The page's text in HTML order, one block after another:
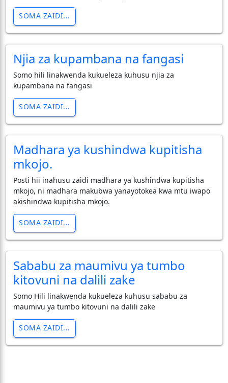
SOMA ZAIDI...
Njia za kupambana na fangasi
Somo hili linakwenda kukueleza kuhusu njia za
kupambana na fangasi
SOMA ZAIDI...
Madhara ya kushindwa kupitisha
mkojo.
Posti hii inahusu zaidi madhara ya kushindwa kupitisha
mkojo, ni madhara makubwa yanayotokea kwa mtu iwapo
akishindwa kupitisha mkojo.
SOMA ZAIDI...
Sababu za maumivu ya tumbo
kitovuni na dalili zake
Somo Hili linakwenda kukueleza kuhusu sababu za
maumivu ya tumbo kitovuni na dalili zake
SOMA ZAIDI...